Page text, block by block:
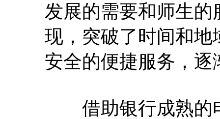
发展的需要和师生
现，突破了时间和
安全的便捷服务，
借助银行成熟的